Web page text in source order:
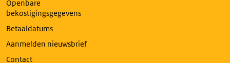
Openbare
bekostigingsgegevens
Betaaldatums
Aanmelden nieuwsbrief
Contact